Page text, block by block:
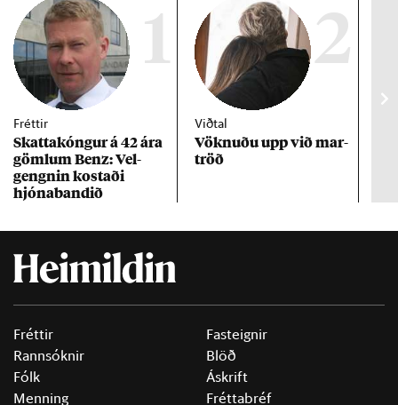
1
Fréttir
Skattakóng­ur á 42 ára
göml­um Benz: Vel­
gengn­in kostaði
hjóna­band­ið
2
Viðtal
Vökn­uðu upp við mar­
tröð
Fréttir
Rannsóknir
Fólk
Menning
Fasteignir
Blöð
Áskrift
Fréttabréf